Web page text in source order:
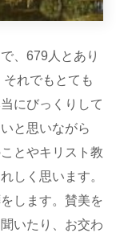
、679人とあり
れでもとても
にびっくりして
と思いながら
とやキリスト教
しく思います。
します。賛美を
いたり、お交わ